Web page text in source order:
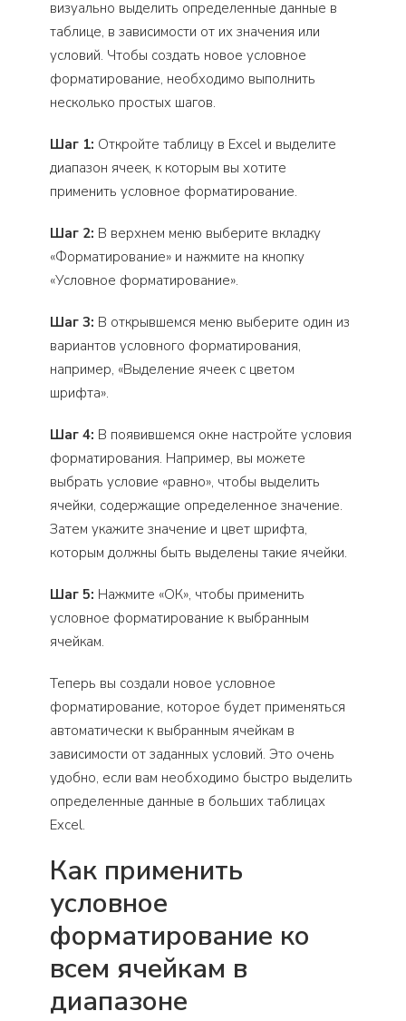
визуально выделить определенные данные в
таблице, в зависимости от их значения или
условий. Чтобы создать новое условное
форматирование, необходимо выполнить
несколько простых шагов.
Шаг 1: Откройте таблицу в Excel и выделите
диапазон ячеек, к которым вы хотите
применить условное форматирование.
Шаг 2: В верхнем меню выберите вкладку
«Форматирование» и нажмите на кнопку
«Условное форматирование».
Шаг 3: В открывшемся меню выберите один из
вариантов условного форматирования,
например, «Выделение ячеек с цветом
шрифта».
Шаг 4: В появившемся окне настройте условия
форматирования. Например, вы можете
выбрать условие «равно», чтобы выделить
ячейки, содержащие определенное значение.
Затем укажите значение и цвет шрифта,
которым должны быть выделены такие ячейки.
Шаг 5: Нажмите «ОК», чтобы применить
условное форматирование к выбранным
ячейкам.
Теперь вы создали новое условное
форматирование, которое будет применяться
автоматически к выбранным ячейкам в
зависимости от заданных условий. Это очень
удобно, если вам необходимо быстро выделить
определенные данные в больших таблицах
Excel.
Как применить
условное
форматирование ко
всем ячейкам в
диапазоне